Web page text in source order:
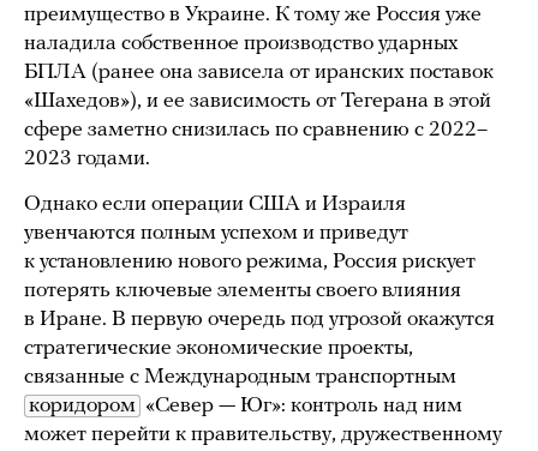
преимущество в Украине. К тому же Россия уже
наладила собственное производство ударных
БПЛА (ранее она зависела от иранских поставок
«Шахедов»), и ее зависимость от Тегерана в этой
сфере заметно снизилась по сравнению с 2022–
2023 годами.
Однако если операции США и Израиля
увенчаются полным успехом и приведут
к установлению нового режима, Россия рискует
потерять ключевые элементы своего влияния
в Иране. В первую очередь под угрозой окажутся
стратегические экономические проекты,
связанные с Международным транспортным
коридором «Север — Юг»: контроль над ним
может перейти к правительству, дружественному